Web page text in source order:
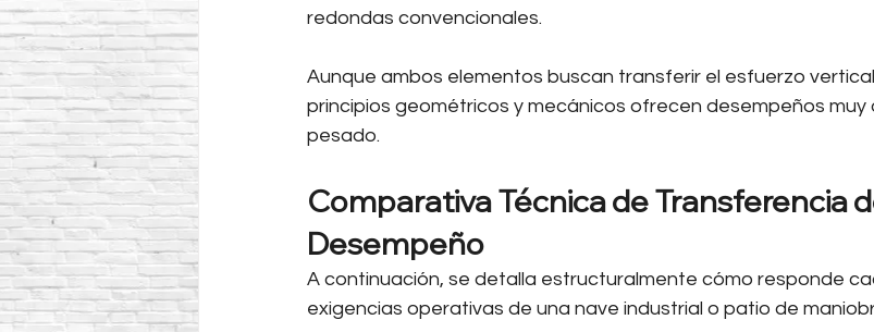
redondas convencionales.
Aunque ambos elementos buscan transferir el esfuerzo
principios geométricos y mecánicos ofrecen desempeños
pesado.
Comparativa Técnica de Transferencia
Desempeño
A continuación, se detalla estructuralmente cómo responde
exigencias operativas de una nave industrial o patio de